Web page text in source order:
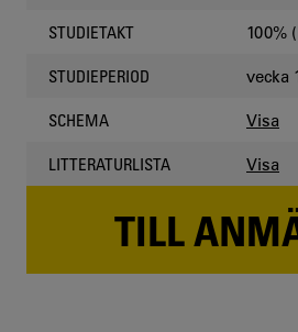
STUDIETAKT 100%
STUDIEPERIOD vecka
SCHEMA Visa
LITTERATURLISTA Visa
TILL